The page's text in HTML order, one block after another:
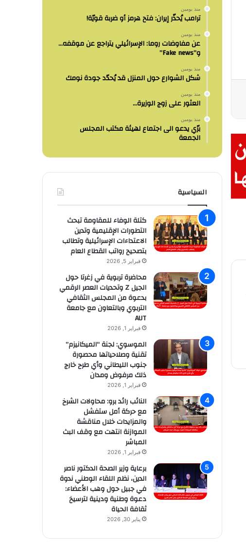
منذ يومين
ترامب يُحذّر إيران: فتح هرمز أو ضربة قويّة!
منذ يومين
عن مفاوضات روما: الإسرائيلي يتراجع عن موقفه…
و”Fake news”
منذ يومين
شكل الشوارع حول المنزل قد يُحدّد جودة نومك
منذ يومين
العثور على زوج الوزيرة…
منذ يومين
برّي يدعو الى اجتماع لهيئة مكتب المجلس
الجمعة
السياسية
كتلة الوفاء للمقاومة تبحث
التطورات الإقليمية وتدين
الاعتداءات الإسرائيلية وتطالب
بتصحيح رواتب القطاع العام
فبراير 5, 2026
محاضرة تربوية في زغرتا حول
الجيل Z وتحديات العصر الرقمي
بدعوة من المجلس الثقافي
التربوي وبالتعاون مع جامعة
AUT
فبراير 1, 2026
الموسوي: لجنة “الميكانيزم”
تقنية وصلاحياتها محصورة
جنوب الليطاني وأي طرح خارج
ذلك مرفوض ومدان
فبراير 1, 2026
النائب رائد برو: محاولات الشرخ
مع حركة أمل ستفشل
والمزايدات خلال مناقشة
الموازنة انتهت مع وقف البث
المباشر
فبراير 1, 2026
برعاية وزير الصحة الدكتور ناصر
الدين، نظم اللقاء الوطني ندوة
في جبيل حول وهب الأعضاء:
دعوة وطنية ودينية لترسيخ
ثقافة الحياة
يناير 30, 2026